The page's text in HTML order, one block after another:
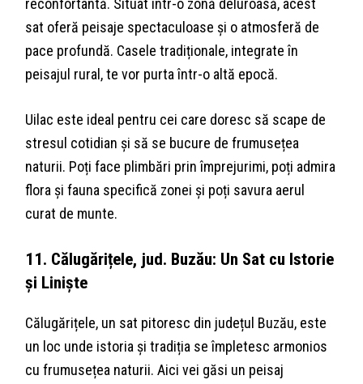
reconfortantă. Situat într-o zonă deluroasă, acest
sat oferă peisaje spectaculoase și o atmosferă de
pace profundă. Casele tradiționale, integrate în
peisajul rural, te vor purta într-o altă epocă.
Uilac este ideal pentru cei care doresc să scape de
stresul cotidian și să se bucure de frumusețea
naturii. Poți face plimbări prin împrejurimi, poți admira
flora și fauna specifică zonei și poți savura aerul
curat de munte.
11. Călugărițele, jud. Buzău: Un Sat cu Istorie
și Liniște
Călugărițele, un sat pitoresc din județul Buzău, este
un loc unde istoria și tradiția se împletesc armonios
cu frumusețea naturii. Aici vei găsi un peisaj